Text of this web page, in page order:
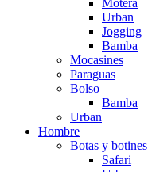
Motera
Urban
Jogging
Bamba
Mocasines
Paraguas
Bolso
Bamba
Urban
Hombre
Botas y botines
Safari